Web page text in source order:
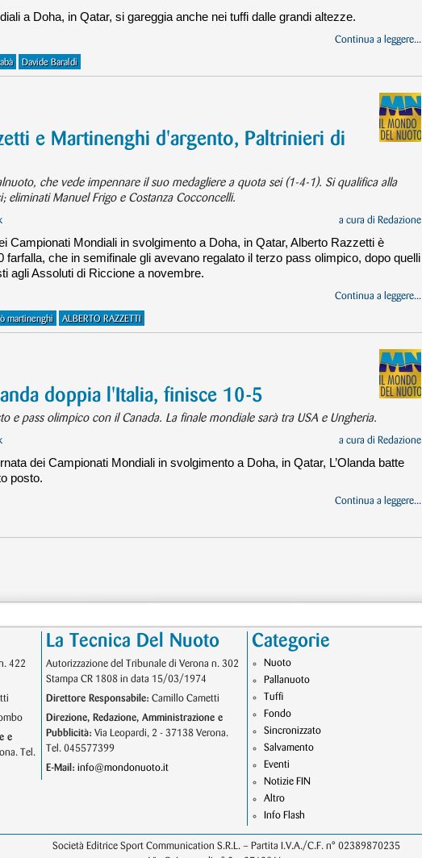
a Doha, in Qatar, si gareggia anche nei tuffi dalle grandi altezze.
Continua a leggere...
Davide Baraldi
e Martinenghi d'argento, Paltrinieri di
che vede impennare il suo medagliere a quota sei (1-4-1). Si qualifica alla
eliminati Manuel Frigo e Costanza Cocconcelli.
a cura di Redazione
Campionati Mondiali in svolgimento a Doha, in Qatar, Alberto Razzetti è
farfalla, che in semifinale gli avevano regalato il terzo pass olimpico, dopo quelli
agli Assoluti di Riccione a novembre.
Continua a leggere...
martinenghi ALBERTO RAZZETTI
doppia l'Italia, finisce 10-5
e pass olimpico con il Canada. La finale mondiale sarà tra USA e Ungheria.
a cura di Redazione
dei Campionati Mondiali in svolgimento a Doha, in Qatar, L’Olanda batte
posto.
Continua a leggere...
422
e
Tel.
La Tecnica Del Nuoto
Autorizzazione del Tribunale di Verona n. 302
Stampa CR 1808 in data 15/03/1974
Direttore Responsabile: Camillo Cametti
Direzione, Redazione, Amministrazione e
Pubblicità: Via Leopardi, 2 - 37138 Verona.
Tel. 045577399
E-Mail: info@mondonuoto.it
Categorie
Nuoto
Pallanuoto
Tuffi
Fondo
Sincronizzato
Salvamento
Eventi
Notizie FIN
Altro
Info Flash
Società Editrice Sport Communication S.R.L. – Partita I.V.A./C.F. n° 02389870235